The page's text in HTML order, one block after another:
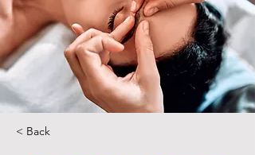
< Back